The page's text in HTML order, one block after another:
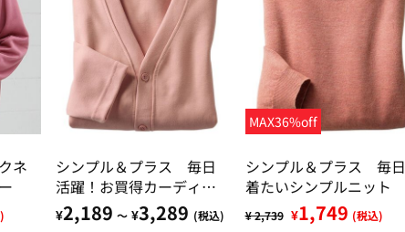
ネ
シンプル＆プラス 毎日
活躍！お買得カーディガ
ン
¥2,189 ～ ¥3,289 (税込)
MAX36%off
シンプル＆プラス 毎日
着たいシンプルニット
¥ 2,739 ¥1,749 (税込)